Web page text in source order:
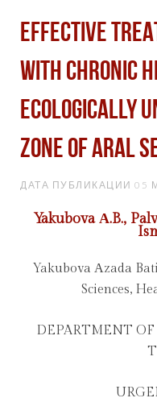
EFFECTIVE
WITH CHRONIC
ECOLOGICALLY
ZONE OF ARAL
ДАТА ПУБЛИКАЦИИ 05
Yakubova А.B.,
Yakubova Аzada
Sciences,
DEPARTMENT